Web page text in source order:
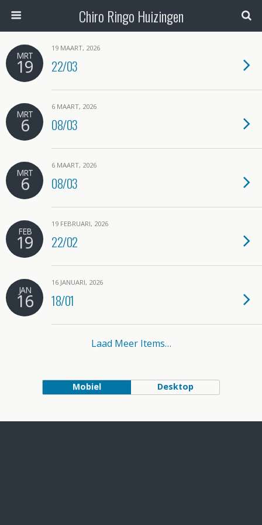
Chiro Ringo Huizingen
MRT
19
19 MAART, 2026
22/03
MRT
6
6 MAART, 2026
08/03
MRT
6
6 MAART, 2026
08/03
FEB
19
19 FEBRUARI, 2026
22/02
JAN
16
16 JANUARI, 2026
18/01
Laad Meer Items…
Mobiel Desktop